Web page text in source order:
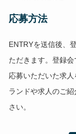
応募方法
ENTRYを送信後、
ただきます。登録
応募いただいた求
ランドや求人のご
さい。